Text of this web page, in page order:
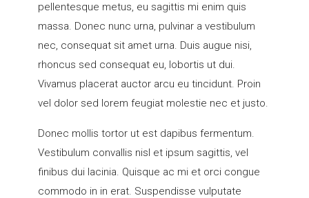
pellentesque metus, eu sagittis mi enim quis
massa. Donec nunc urna, pulvinar a vestibulum
nec, consequat sit amet urna. Duis augue nisi,
rhoncus sed consequat eu, lobortis ut dui.
Vivamus placerat auctor arcu eu tincidunt. Proin
vel dolor sed lorem feugiat molestie nec et justo.
Donec mollis tortor ut est dapibus fermentum.
Vestibulum convallis nisl et ipsum sagittis, vel
finibus dui lacinia. Quisque ac mi et orci congue
commodo in in erat. Suspendisse vulputate